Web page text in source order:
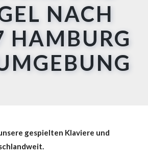
NACH
HAMBURG
gespielten Klaviere und